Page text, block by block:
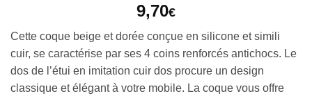
9,70€
Cette coque beige et dorée conçue en silicone et simili
cuir, se caractérise par ses 4 coins renforcés antichocs. Le
dos de l’étui en imitation cuir dos procure un design
classique et élégant à votre mobile. La coque vous offre